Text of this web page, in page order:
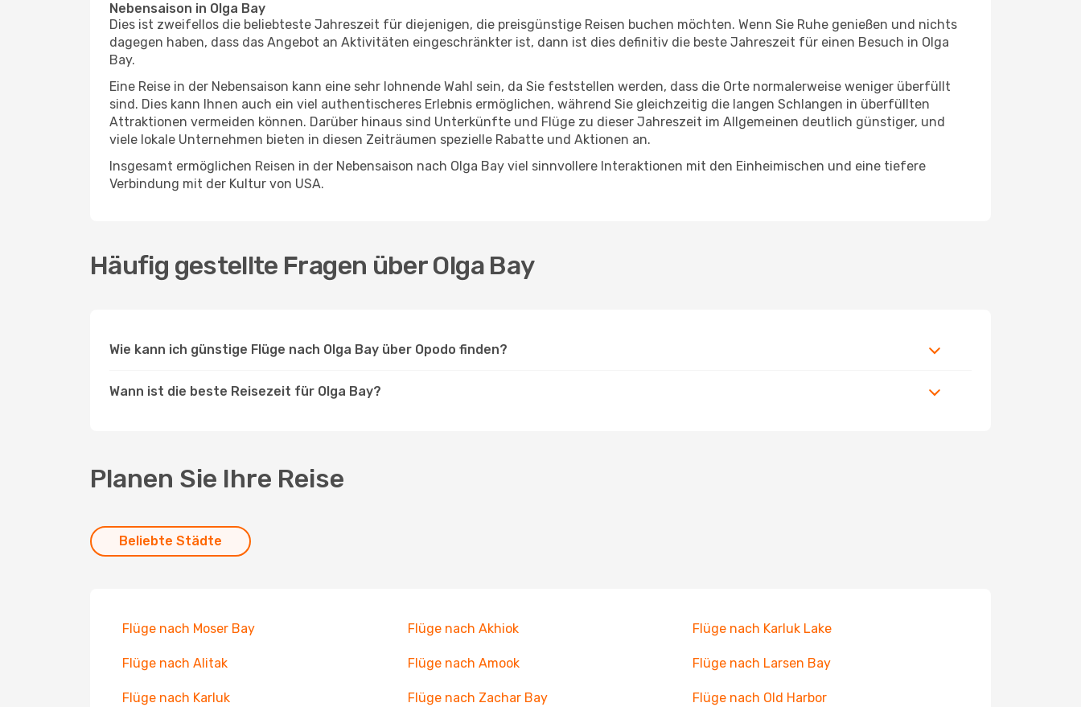
Nebensaison in Olga Bay
Dies ist zweifellos die beliebteste Jahreszeit für diejenigen, die preisgünstige Reisen buchen möchten. Wenn Sie Ruhe genießen und nichts
dagegen haben, dass das Angebot an Aktivitäten eingeschränkter ist, dann ist dies definitiv die beste Jahreszeit für einen Besuch in Olga
Bay.
Eine Reise in der Nebensaison kann eine sehr lohnende Wahl sein, da Sie feststellen werden, dass die Orte normalerweise weniger überfüllt
sind. Dies kann Ihnen auch ein viel authentischeres Erlebnis ermöglichen, während Sie gleichzeitig die langen Schlangen in überfüllten
Attraktionen vermeiden können. Darüber hinaus sind Unterkünfte und Flüge zu dieser Jahreszeit im Allgemeinen deutlich günstiger, und
viele lokale Unternehmen bieten in diesen Zeiträumen spezielle Rabatte und Aktionen an.
Insgesamt ermöglichen Reisen in der Nebensaison nach Olga Bay viel sinnvollere Interaktionen mit den Einheimischen und eine tiefere
Verbindung mit der Kultur von USA.
Häufig gestellte Fragen über Olga Bay
Wie kann ich günstige Flüge nach Olga Bay über Opodo finden?
Wann ist die beste Reisezeit für Olga Bay?
Planen Sie Ihre Reise
Beliebte Städte
Flüge nach Moser Bay Flüge nach Akhiok Flüge nach Karluk Lake
Flüge nach Alitak Flüge nach Amook Flüge nach Larsen Bay
Flüge nach Karluk Flüge nach Zachar Bay Flüge nach Old Harbor